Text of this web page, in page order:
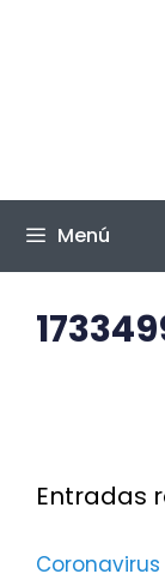
Menú
Entradas